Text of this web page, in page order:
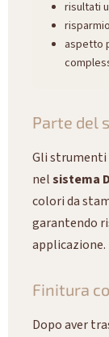
risultati
aspetto
Parte del
Gli
nelsistema
colori da
garantendo
applicazione.
Finitura
Dopo aver